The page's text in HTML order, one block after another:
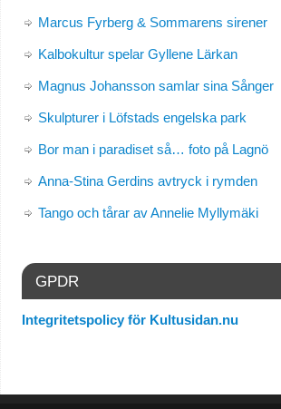
Marcus Fyrberg & Sommarens sirener
Kalbokultur spelar Gyllene Lärkan
Magnus Johansson samlar sina Sånger
Skulpturer i Löfstads engelska park
Bor man i paradiset så… foto på Lagnö
Anna-Stina Gerdins avtryck i rymden
Tango och tårar av Annelie Myllymäki
GPDR
Integritetspolicy för Kultusidan.nu